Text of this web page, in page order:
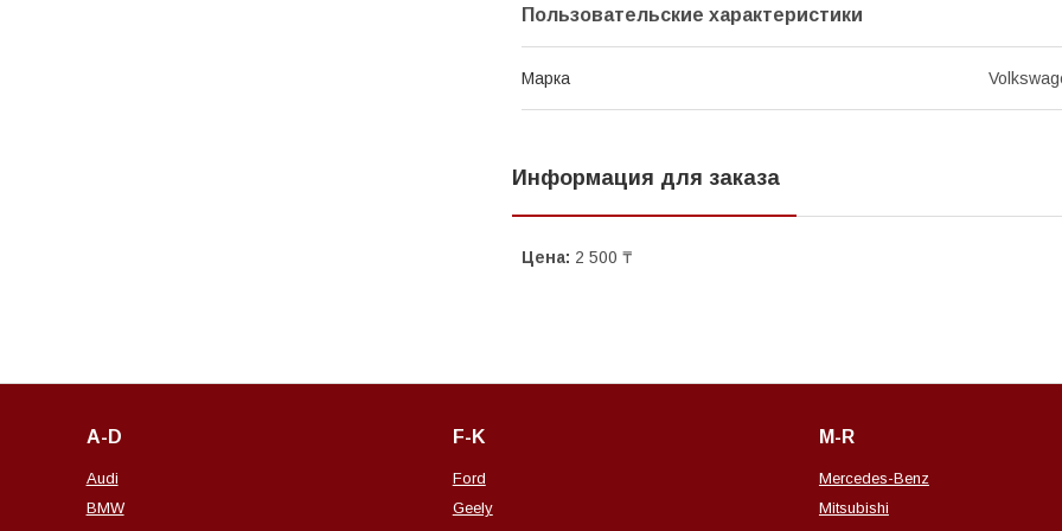
Пользовательские характеристики
Марка
Информация для заказа
Цена: 2 500 ₸
A-D
Audi
BMW
F-K
Ford
Geely
M-R
Mercedes-Benz
Mitsubishi